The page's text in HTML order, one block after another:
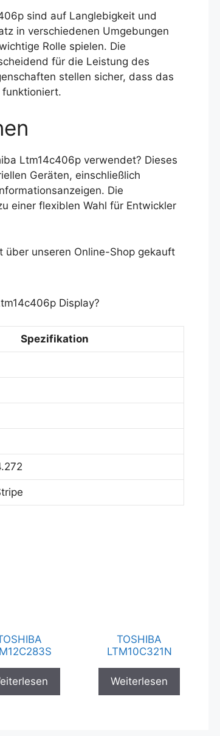
sind auf Langlebigkeit und
in verschiedenen Umgebungen
Rolle spielen. Die
für die Leistung des
stellen sicher, dass das
funktioniert.
Ltm14c406p verwendet? Dieses
Geräten, einschließlich
Die
einer flexiblen Wahl für Entwickler
über unseren Online-Shop gekauft
Display?
Spezifikation
TOSHIBA
LTM10C321N
Weiterlesen